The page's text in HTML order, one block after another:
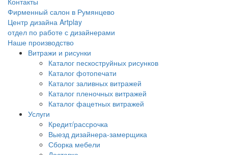
Фирменный салон в Румянцево
Центр дизайна Artplay
отдел по работе с дизайнерами
Наше производство
Витражи и рисунки
Каталог пескоструйных рисунков
Каталог фотопечати
Каталог заливных витражей
Каталог пленочных витражей
Каталог фацетных витражей
Услуги
Кредит/рассрочка
Выезд дизайнера-замерщика
Сборка мебели